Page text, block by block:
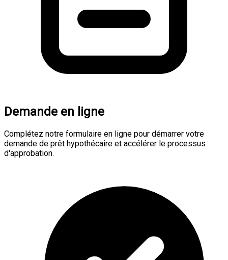
Demande en ligne
Complétez notre formulaire en ligne pour démarrer votre
demande de prêt hypothécaire et accélérer le processus
d'approbation.